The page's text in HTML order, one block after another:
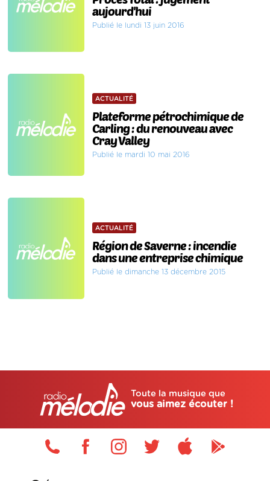
aujourd'hui
Publié le lundi 13 juin 2016
ACTUALITÉ
Plateforme pétrochimique de
Carling : du renouveau avec
Cray Valley
Publié le mardi 10 mai 2016
ACTUALITÉ
Région de Saverne : incendie
dans une entreprise chimique
Publié le dimanche 13 décembre 2015
Toute la musique que
vous aimez écouter !